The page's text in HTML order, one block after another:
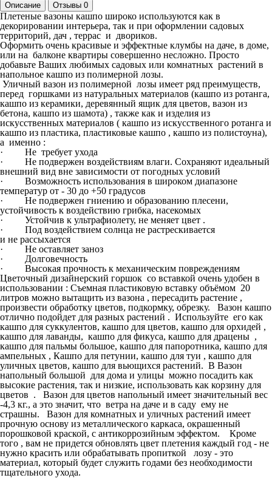
Описание Отзывы 0
Плетеные вазоны кашпо широко используются как в
декорировании интерьера, так и при оформлении садовых
территорий, дач , террас и двориков.
Оформить очень красивые и эффектные клумбы на даче, в доме,
или на балконе квартиры совершенно несложно. Просто
добавьте Ваших любимых садовых или комнатных растений в
напольное кашпо из полимерной лозы.
Уличный вазон из полимерной лозы имеет ряд преимуществ,
перед горшками из натуральных материалов (кашпо из ротанга,
кашпо из керамики, деревянный ящик для цветов, вазон из
бетона, кашпо из шамота) , также как и изделия из
искусственных материалов ( кашпо из искусственного ротанга и
кашпо из пластика, пластиковые кашпо , кашпо из полистоуна),
а именно :
· Не требует ухода
· Не подвержен воздействиям влаги. Сохраняют идеальный
внешний вид вне зависимости от погодных условий
· Возможность использования в широком диапазоне
температур от - 30 до +50 градусов
· Не подвержен гниению и образованию плесени,
устойчивость к воздействию грибка, насекомых
· Устойчив к ультрафиолету, не меняет цвет .
· Под воздействием солнца не растрескивается
и не рассыхается
· Не оставляет заноз
· Долговечность
· Высокая прочность к механическим повреждениям
Цветочный дизайнерский горшок со вставкой очень удобен в
использовании : Съемная пластиковую вставку объёмом 20
литров можно вытащить из вазона , пересадить растение ,
произвести обработку цветов, подкормку, обрезку. Вазон кашпо
отлично подойдет для разных растений . Используйте его как
кашпо для суккулентов, кашпо для цветов, кашпо для орхидей ,
кашпо для лаванды, кашпо для фикуса, кашпо для драцены ,
кашпо для пальмы большое, кашпо для папоротника, кашпо для
ампельных , Кашпо для петунии, кашпо для туи , кашпо для
уличных цветов, кашпо для вьющихся растений. В Вазон
напольный большой для дома и улицы можно посадить как
высокие растения, так и низкие, использовать как корзину для
цветов . Вазон для цветов напольный имеет значительный вес
-4,3 кг., а это значит, что ветра на даче и в саду ему не
страшны. Вазон для комнатных и уличных растений имеет
прочную основу из металлического каркаса, окрашенный
порошковой краской, с антикоррозийным эффектом. Кроме
того , вам не придется обновлять цвет плетения каждый год - не
нужно красить или обрабатывать пропиткой лозу - это
материал, который будет служить годами без необходимости
тщательного ухода.